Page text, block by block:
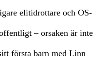
elitidrottare och OS-
– orsaken är inte
första barn med Linn